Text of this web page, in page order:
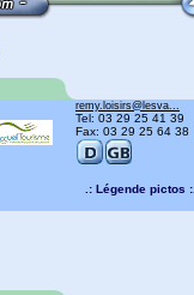
remy.loisirs@lesva...
Tel: 03 29 25 41 39
Fax: 03 29 25 64 38
.: Légende pictos :.